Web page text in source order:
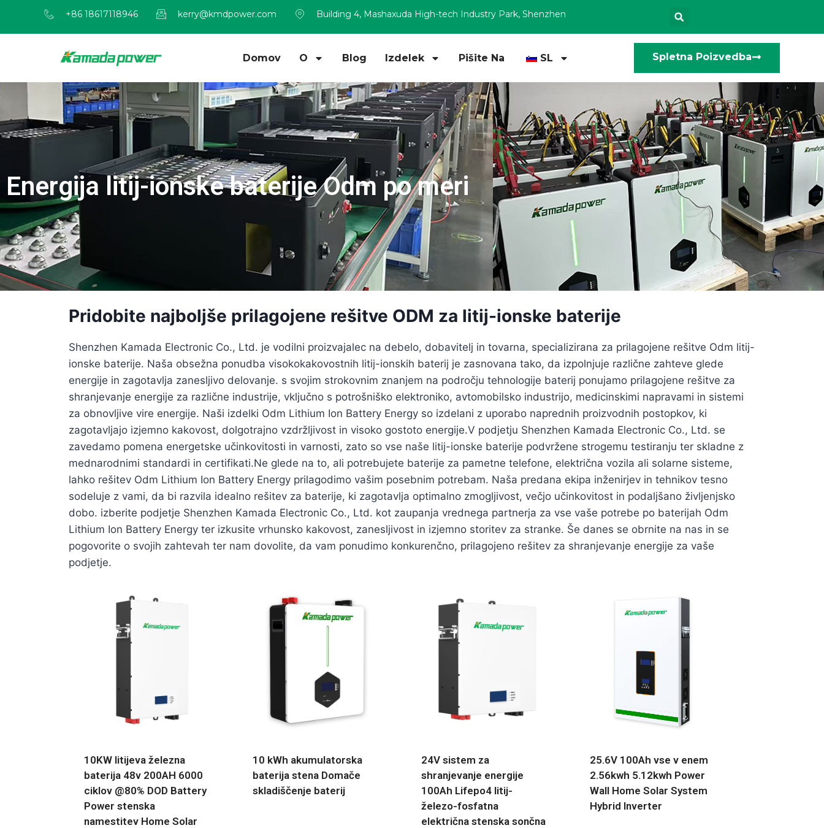
+86 18617118946 kerry@kmdpower.com Building 4, Mashaxuda High-tech Industry Park, Shenzhen
Domov O Blog Izdelek Pišite Na SL Spletna Poizvedba
Energija litij-ionske baterije Odm po meri
Pridobite najboljše prilagojene rešitve ODM za litij-ionske baterije
Shenzhen Kamada Electronic Co., Ltd. je vodilni proizvajalec na debelo, dobavitelj in tovarna, specializirana za prilagojene rešitve Odm litij-
ionske baterije. Naša obsežna ponudba visokokakovostnih litij-ionskih baterij je zasnovana tako, da izpolnjuje različne zahteve glede
energije in zagotavlja zanesljivo delovanje. s svojim strokovnim znanjem na področju tehnologije baterij ponujamo prilagojene rešitve za
shranjevanje energije za različne industrije, vključno s potrošniško elektroniko, avtomobilsko industrijo, medicinskimi napravami in sistemi
za obnovljive vire energije. Naši izdelki Odm Lithium Ion Battery Energy so izdelani z uporabo naprednih proizvodnih postopkov, ki
zagotavljajo izjemno kakovost, dolgotrajno vzdržljivost in visoko gostoto energije.V podjetju Shenzhen Kamada Electronic Co., Ltd. se
zavedamo pomena energetske učinkovitosti in varnosti, zato so vse naše litij-ionske baterije podvržene strogemu testiranju ter skladne z
mednarodnimi standardi in certifikati.Ne glede na to, ali potrebujete baterije za pametne telefone, električna vozila ali solarne sisteme,
lahko rešitev Odm Lithium Ion Battery Energy prilagodimo vašim posebnim potrebam. Naša predana ekipa inženirjev in tehnikov tesno
sodeluje z vami, da bi razvila idealno rešitev za baterije, ki zagotavlja optimalno zmogljivost, večjo učinkovitost in podaljšano življenjsko
dobo. izberite podjetje Shenzhen Kamada Electronic Co., Ltd. kot zaupanja vrednega partnerja za vse vaše potrebe po baterijah Odm
Lithium Ion Battery Energy ter izkusite vrhunsko kakovost, zanesljivost in izjemno storitev za stranke. Še danes se obrnite na nas in se
pogovorite o svojih zahtevah ter nam dovolite, da vam ponudimo konkurenčno, prilagojeno rešitev za shranjevanje energije za vaše
podjetje.
10KW litijeva železna
baterija 48v 200AH 6000
ciklov @80% DOD Battery
Power stenska
namestitev Home Solar
10 kWh akumulatorska
baterija stena Domače
skladiščenje baterij
24V sistem za
shranjevanje energije
100Ah Lifepo4 litij-
železo-fosfatna
električna stenska sončna
25.6V 100Ah vse v enem
2.56kwh 5.12kwh Power
Wall Home Solar System
Hybrid Inverter